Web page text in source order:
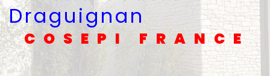
Draguignan
COSEPI FRANCE